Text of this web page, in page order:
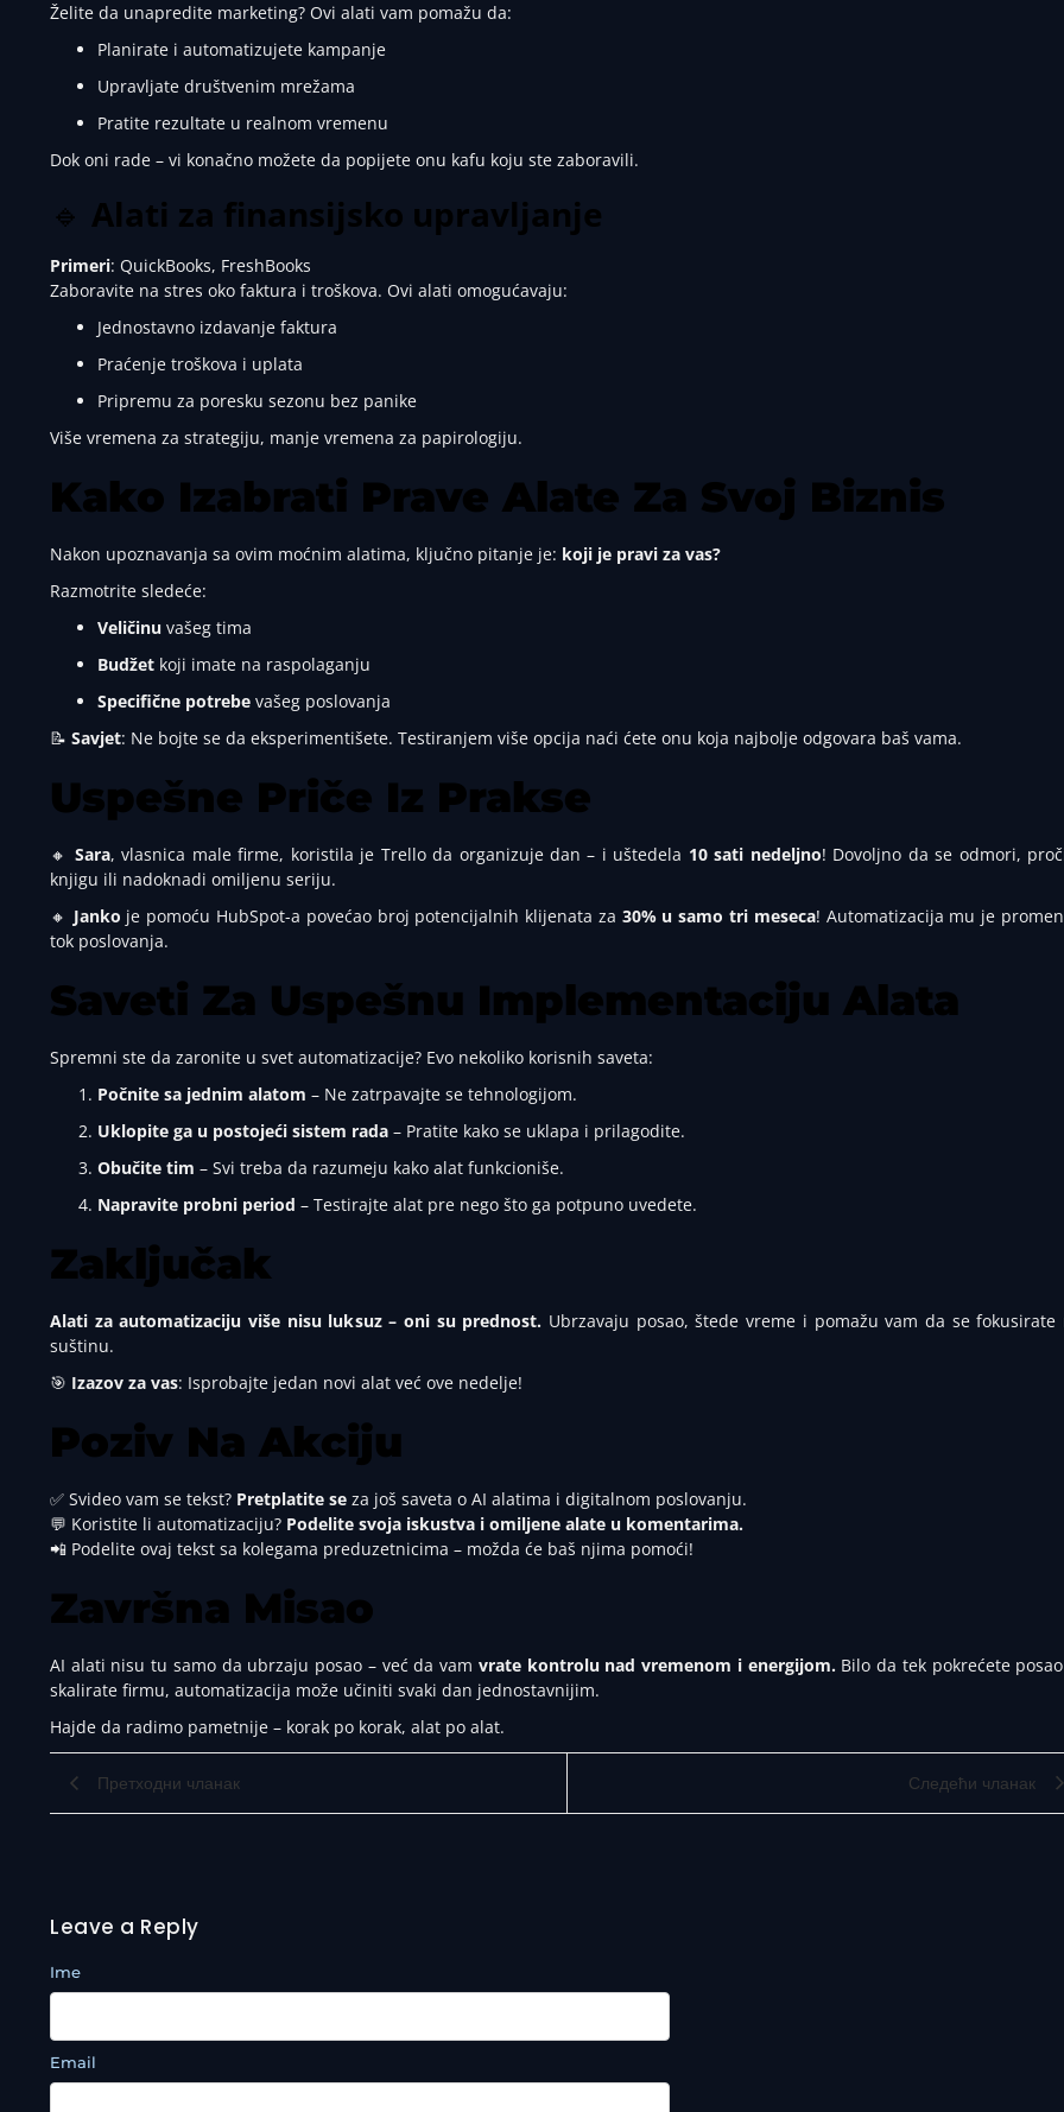
Želite da unapredite marketing? Ovi alati vam pomažu da:
Planirate i automatizujete kampanje
Upravljate društvenim mrežama
Pratite rezultate u realnom vremenu
Dok oni rade – vi konačno možete da popijete onu kafu koju ste zaboravili.
🔹 Alati za finansijsko upravljanje
Primeri: QuickBooks, FreshBooks
Zaboravite na stres oko faktura i troškova. Ovi alati omogućavaju:
Jednostavno izdavanje faktura
Praćenje troškova i uplata
Pripremu za poresku sezonu bez panike
Više vremena za strategiju, manje vremena za papirologiju.
Kako Izabrati Prave Alate Za Svoj Biznis
Nakon upoznavanja sa ovim moćnim alatima, ključno pitanje je: koji je pravi za vas?
Razmotrite sledeće:
Veličinu vašeg tima
Budžet koji imate na raspolaganju
Specifične potrebe vašeg poslovanja
📝 Savjet: Ne bojte se da eksperimentišete. Testiranjem više opcija naći ćete onu koja najbolje odgovara baš vama.
Uspešne Priče Iz Prakse
🔸 Sara, vlasnica male firme, koristila je Trello da organizuje dan – i uštedela 10 sati nedeljno! Dovoljno da se odmori,
knjigu ili nadoknadi omiljenu seriju.
🔸 Janko je pomoću HubSpot-a povećao broj potencijalnih klijenata za 30% u samo tri meseca! Automatizacija mu je
tok poslovanja.
Saveti Za Uspešnu Implementaciju Alata
Spremni ste da zaronite u svet automatizacije? Evo nekoliko korisnih saveta:
Počnite sa jednim alatom – Ne zatrpavajte se tehnologijom.
Uklopite ga u postojeći sistem rada – Pratite kako se uklapa i prilagodite.
Obučite tim – Svi treba da razumeju kako alat funkcioniše.
Napravite probni period – Testirajte alat pre nego što ga potpuno uvedete.
Zaključak
Alati za automatizaciju više nisu luksuz – oni su prednost. Ubrzavaju posao, štede vreme i pomažu vam da se fokusirate
suštinu.
🎯 Izazov za vas: Isprobajte jedan novi alat već ove nedelje!
Poziv Na Akciju
✅ Svideo vam se tekst? Pretplatite se za još saveta o AI alatima i digitalnom poslovanju.
💬 Koristite li automatizaciju? Podelite svoja iskustva i omiljene alate u komentarima.
📲 Podelite ovaj tekst sa kolegama preduzetnicima – možda će baš njima pomoći!
Završna Misao
AI alati nisu tu samo da ubrzaju posao – već da vam vrate kontrolu nad vremenom i energijom.Bilo da tek pokrećete
skalirate firmu, automatizacija može učiniti svaki dan jednostavnijim.
Hajde da radimo pametnije – korak po korak, alat po alat.
Претходни чланак Следећи чланак
Leave a Reply
Ime
Email